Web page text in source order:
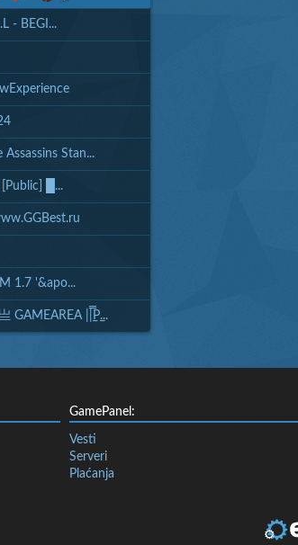
- BEGI...
Stan...
█...
1.7 '&apo...
GAMEAREA ||͇̿P͇...
GamePanel:
Vesti
Serveri
Plaćanja